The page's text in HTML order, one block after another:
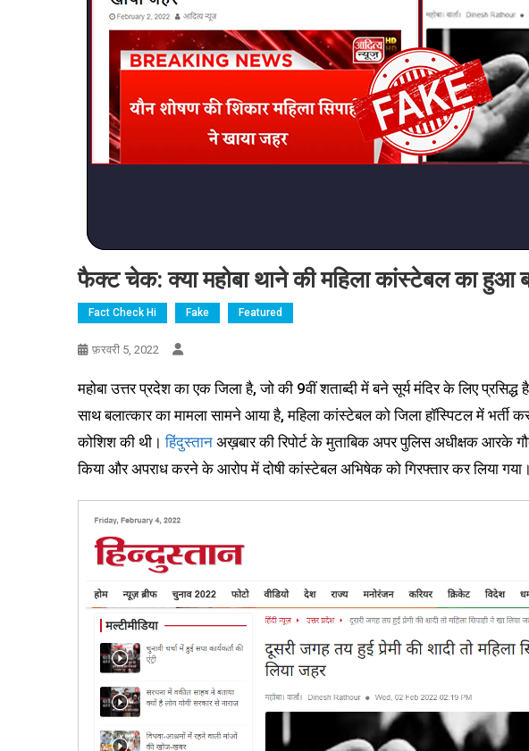
फैक्ट चेक: क्या महोबा थाने की महिला कांस्टेबल का हुआ
Fact Check Hi Fake Featured
फ़रवरी 5, 2022
महोबा उत्तर प्रदेश का एक जिला है, जो की 9वीं शताब्दी में बने सूर्य मंदिर के लिए
साथ बलात्कार का मामला सामने आया है, महिला कांस्टेबल को जिला हॉस्पिटल में
कोशिश की थी।हिंदुस्तान अख़बार की रिपोर्ट के मुताबिक अपर पुलिस अधीक्षक आरके
किया और अपराध करने के आरोप में दोषी कांस्टेबल अभिषेक को गिरफ्तार कर लिया गया।